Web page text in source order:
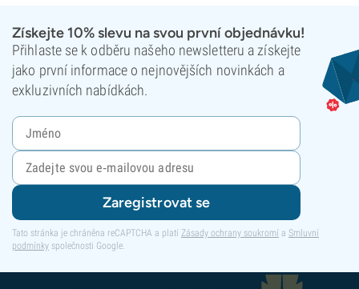
Získejte 10% slevu na svou první objednávku!
Přihlaste se k odběru našeho newsletteru a získejte
jako první informace o nejnovějších novinkách a
exkluzivních nabídkách.
Zaregistrovat se
Tato stránka je chráněna reCAPTCHA a platí Zásady ochrany soukromí a Smluvní
podmínky společnosti Google.